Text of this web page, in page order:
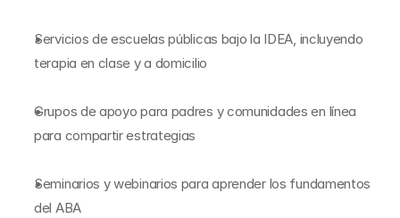
Servicios de escuelas públicas bajo la IDEA, incluyendo
terapia en clase y a domicilio
Grupos de apoyo para padres y comunidades en línea
para compartir estrategias
Seminarios y webinarios para aprender los fundamentos
del ABA